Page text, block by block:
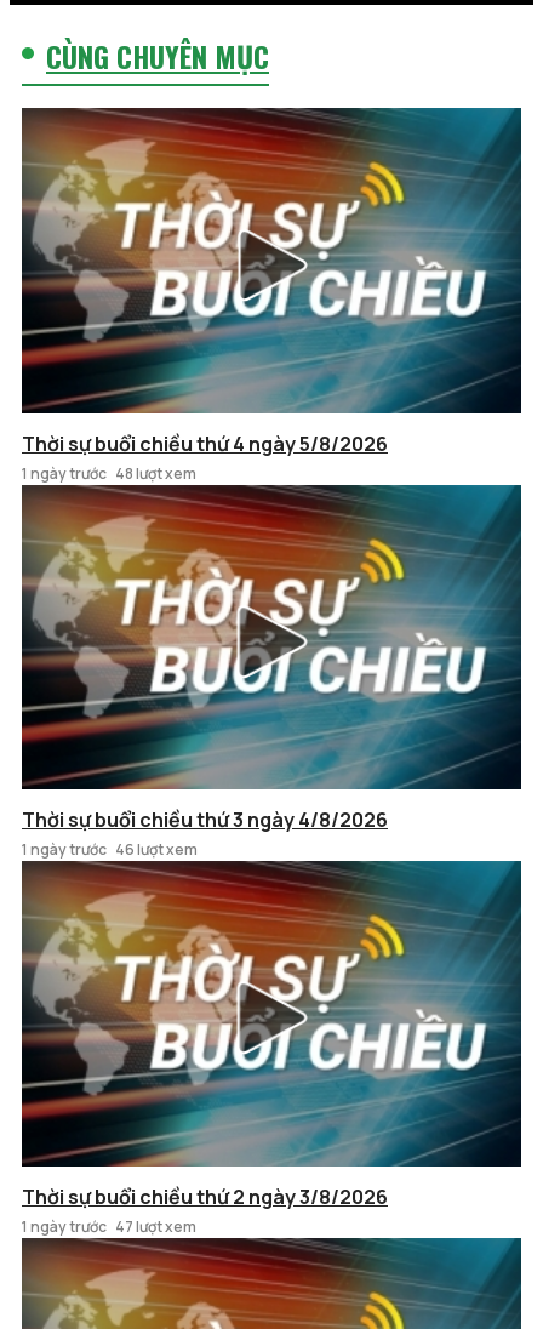
CÙNG CHUYÊN MỤC
Thời sự buổi chiều thứ 4 ngày 5/8/2026
1 ngày trước 48 lượt xem
Thời sự buổi chiều thứ 3 ngày 4/8/2026
1 ngày trước 46 lượt xem
Thời sự buổi chiều thứ 2 ngày 3/8/2026
1 ngày trước 47 lượt xem